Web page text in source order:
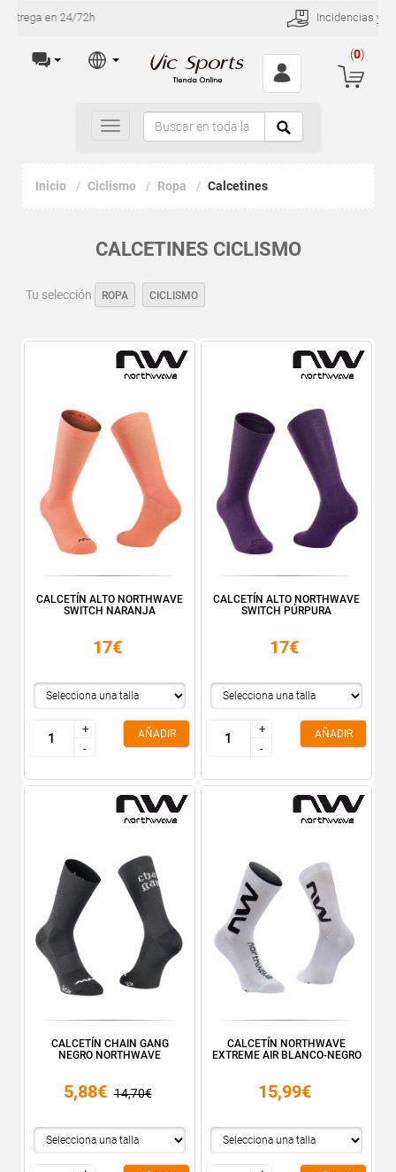
Incidencias y devoluciones en 30 días
(0)
Toggle
navigation
Inicio Ciclismo Ropa Calcetines
CALCETINES CICLISMO
Tu selección ROPA CICLISMO
CALCETÍN ALTO NORTHWAVE
SWITCH NARANJA
17€
+
-
+
-
AÑADIR
CALCETÍN ALTO NORTHWAVE
SWITCH PÚRPURA
17€
+
-
+
-
AÑADIR
CALCETÍN CHAIN GANG
NEGRO NORTHWAVE
5,88€ 14,70€
CALCETÍN NORTHWAVE
EXTREME AIR BLANCO-NEGRO
15,99€